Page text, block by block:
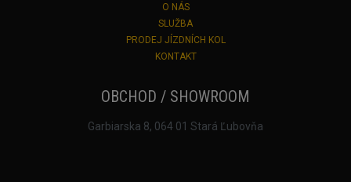
O NÁS
SLUŽBA
PRODEJ JÍZDNÍCH KOL
KONTAKT
OBCHOD / SHOWROOM
Garbiarska 8, 064 01 Stará Ľubovňa